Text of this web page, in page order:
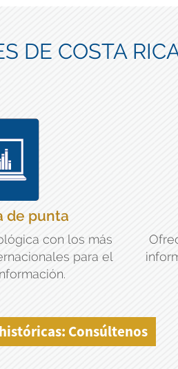
DE COSTA
de punta
con los más
para el
Consúltenos